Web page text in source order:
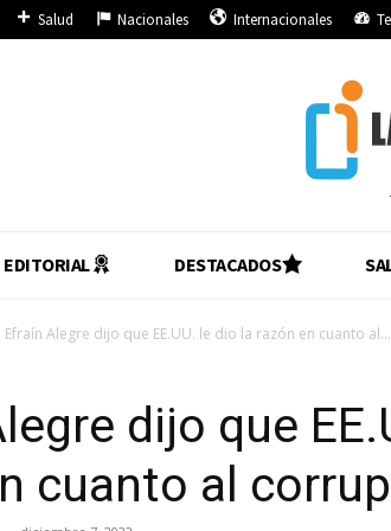
Salud Nacionales Internacionales
EDITORIAL DESTACADOS
Efraín Alegre dijo que EE.UU. le dio la razón en cuanto al...
dijo que
cuanto al